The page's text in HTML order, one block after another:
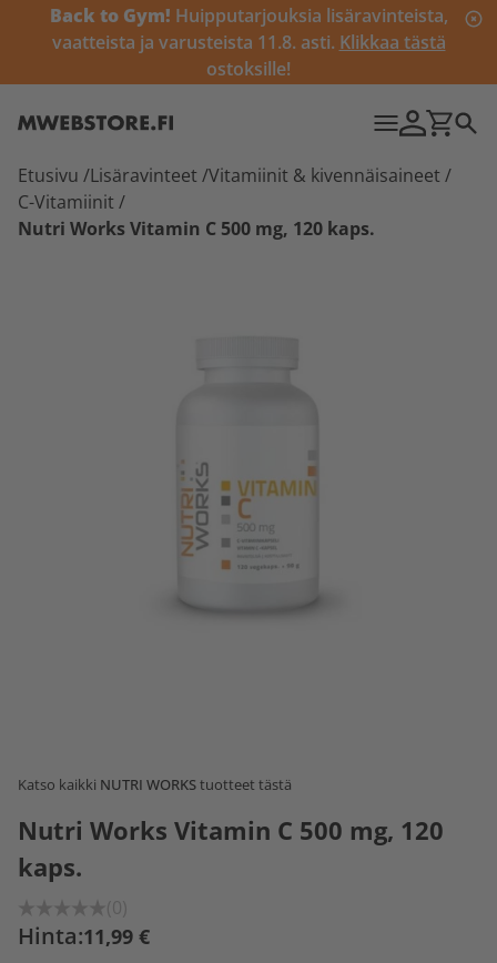
Back to Gym! Huipputarjouksia lisäravinteista,
vaatteista ja varusteista 11.8. asti. Klikkaa tästä
ostoksille!
Etusivu /Lisäravinteet /Vitamiinit & kivennäisaineet /
C-Vitamiinit /
Nutri Works Vitamin C 500 mg, 120 kaps.
Katso kaikki NUTRI WORKStuotteet tästä
Nutri Works Vitamin C 500 mg, 120
kaps.
(0)
Hinta:11,99 €